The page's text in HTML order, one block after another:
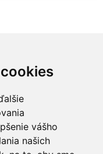
vášho
našich